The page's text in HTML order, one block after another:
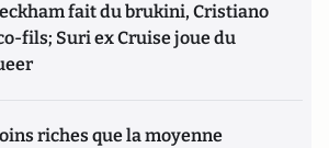
fait du brukini, Cristiano
fils; Suri ex Cruise joue du
riches que la moyenne